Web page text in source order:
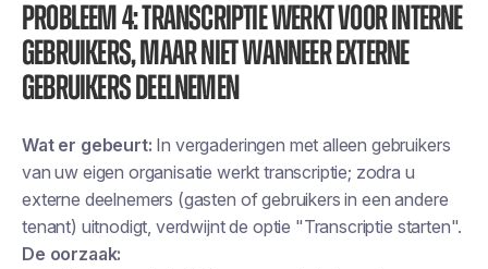
Probleem 4: Transcriptie werkt voor interne
gebruikers, maar niet wanneer externe
gebruikers deelnemen
Wat er gebeurt: In vergaderingen met alleen gebruikers
van uw eigen organisatie werkt transcriptie; zodra u
externe deelnemers (gasten of gebruikers in een andere
tenant) uitnodigt, verdwijnt de optie "Transcriptie starten".
De oorzaak: